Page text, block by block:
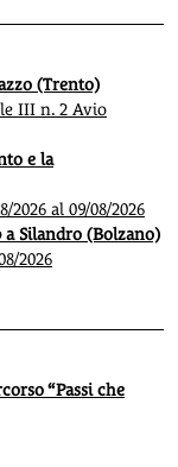
(Trento)
III n. 2 Avio
e la
al 09/08/2026
Silandro (Bolzano)
2026
“Passi che